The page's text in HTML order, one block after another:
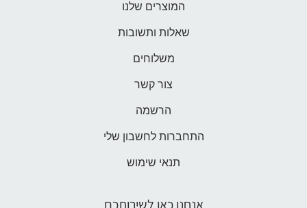
המוצרים שלנו
שאלות ותשובות
משלוחים
צור קשר
הרשמה
התחברות לחשבון שלי
תנאי שימוש